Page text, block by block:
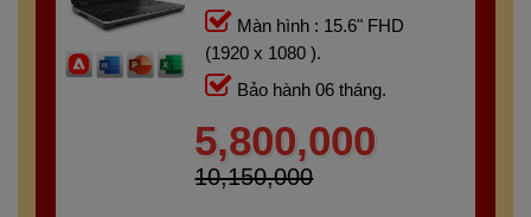
Màn hình : 15.6" FHD
(1920 x 1080 ).
Bảo hành 06 tháng.
5,800,000
10,150,000